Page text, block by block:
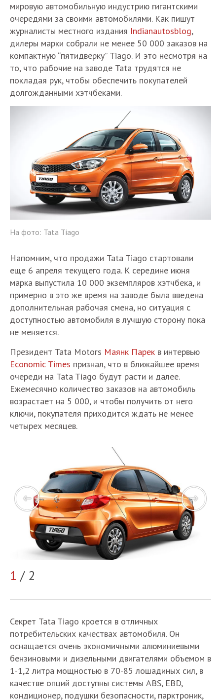
мировую автомобильную индустрию гигантскими
очередями за своими автомобилями. Как пишут
журналисты местного издания Indianautosblog,
дилеры марки собрали не менее 50 000 заказов на
компактную “пятидверку” Tiago. И это несмотря на
то, что рабочие на заводе Tata трудятся не
покладая рук, чтобы обеспечить покупателей
долгожданными хэтчбеками.
На фото: Tata Tiago
Напомним, что продажи Tata Tiago стартовали
еще 6 апреля текущего года. К середине июня
марка выпустила 10 000 экземпляров хэтчбека, и
примерно в это же время на заводе была введена
дополнительная рабочая смена, но ситуация с
доступностью автомобиля в лучшую сторону пока
не меняется.
Президент Tata Motors Маянк Парек в интервью
Economic Times признал, что в ближайшее время
очереди на Tata Tiago будут расти и далее.
Ежемесячно количество заказов на автомобиль
возрастает на 5 000, и чтобы получить от него
ключи, покупателя приходится ждать не менее
четырех месяцев.
1 / 2
Секрет Tata Tiago кроется в отличных
потребительских качествах автомобиля. Он
оснащается очень экономичными алюминиевыми
бензиновыми и дизельными двигателями объемом в
1-1,2 литра мощностью в 70-85 лошадиных сил, в
качестве опций доступны системы ABS, EBD,
кондиционер, подушки безопасности, парктроник,